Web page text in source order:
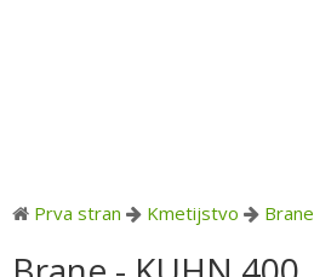
Prva stran Kmetijstvo Brane